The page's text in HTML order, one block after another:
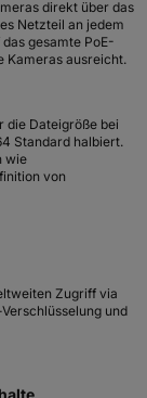
direkt über das
Netzteil an jedem
gesamte PoE-
Kameras ausreicht.
die Dateigröße bei
Standard halbiert.
wie
von
Zugriff via
und